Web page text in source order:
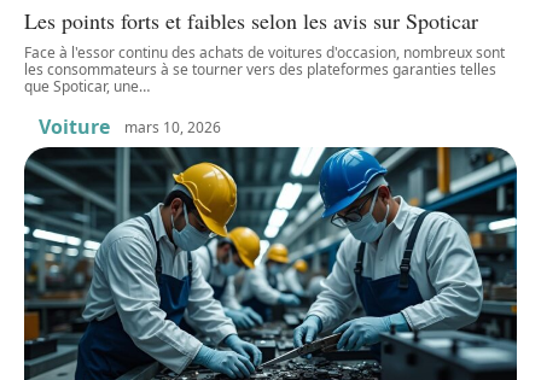
Les points forts et faibles selon les avis sur Spoticar
Face à l'essor continu des achats de voitures d'occasion, nombreux sont
les consommateurs à se tourner vers des plateformes garanties telles
que Spoticar, une…
Voiture mars 10, 2026